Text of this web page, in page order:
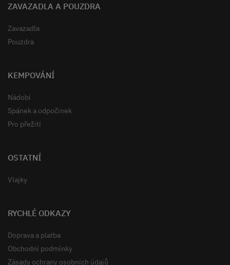
ZAVAZADLA A POUZDRA
Zavazadla
Pouzdra
KEMPOVÁNÍ
Nádobí
Spánek a odpočinek
Pro přežití
OSTATNÍ
Vlajky
RYCHLÉ ODKAZY
Doprava a platba
Obchodní podmínky
Zásady ochrany osobních údajů